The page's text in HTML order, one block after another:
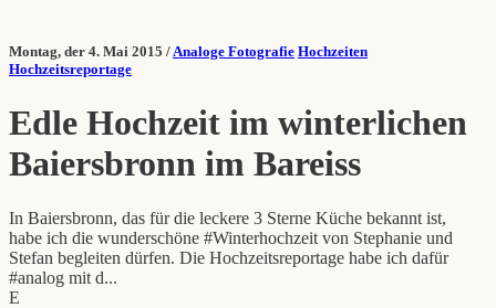
Montag, der 4. Mai 2015 /Analoge Fotografie Hochzeiten
Hochzeitsreportage
Edle Hochzeit im winterlichen
Baiersbronn im Bareiss
In Baiersbronn, das für die leckere 3 Sterne Küche bekannt ist,
habe ich die wunderschöne #Winterhochzeit von Stephanie und
Stefan begleiten dürfen. Die Hochzeitsreportage habe ich dafür
#analog mit d...
E